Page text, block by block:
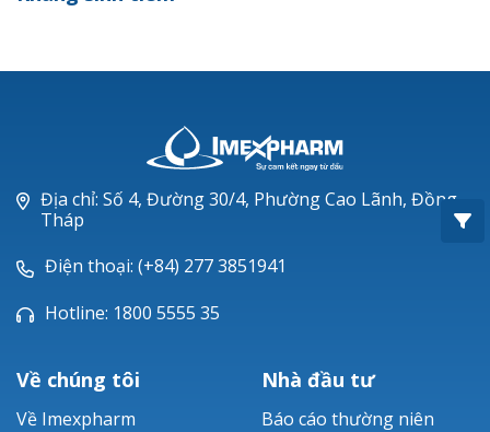
Piperacillin
Ticarlinat®
Zobacta®
Bacsulfo®
Địa chỉ: Số 4, Đường 30/4, Phường Cao Lãnh, Đồng
Tháp
Điện thoại: (+84) 277 3851941
Hotline: 1800 5555 35
Về chúng tôi
Về Imexpharm
Nhà đầu tư
Báo cáo thường niên